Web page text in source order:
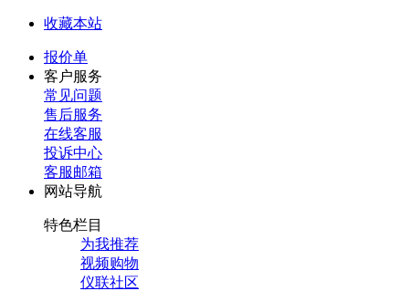
收藏本站
报价单
客户服务
常见问题
售后服务
在线客服
投诉中心
客服邮箱
网站导航
特色栏目
为我推荐
视频购物
仪联社区